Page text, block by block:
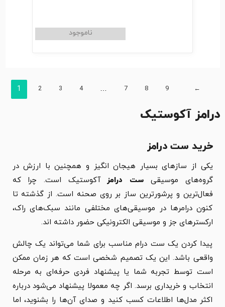
1 2 3 4 … 7 8 9 ←
درامز آکوستیک
خرید ست درامز
یکی از سازهای بسیار هیجان انگیز و همچنین با ارزش در
گروه‌های موسیقی ست درامزآکوستیک است. چرا که
فعال‌ترین و پرشورترین ساز بر روی صحنه است. از گذشته تا
کنون درامرها در موسیقی‌های مختلفی مانند سبک‌های راک،
ارکسترهای جز و موسیقی الکترونیکی حضور داشته اند.
پیدا کردن یک ست درام مناسب برای شما می‌تواند یک چالش
واقعی باشد. این یک تصمیم شخصی است که هر زمان ممکن
است توسط تجربه شما یا پیشنهاد فردی حرفه‌ای به مرحله
انتخاب و خریداری برسد. اگر چه معمولا پیشنهاد می‌شود درباره
اکثر مدل‌ها اطلاعات کسب کنید و صدای آن‌ها را بشنوید، اما